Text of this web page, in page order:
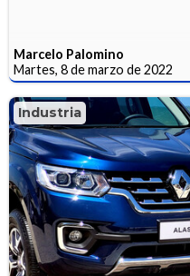
Marcelo Palomino
Martes, 8 de marzo de 2022
Industria